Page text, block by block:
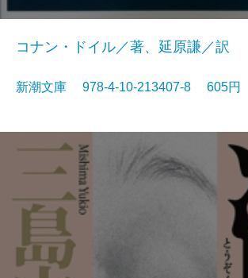
コナン・ドイル／著、延原謙／訳
新潮文庫 978-4-10-213407-8 605円